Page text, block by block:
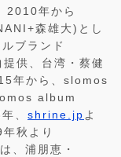
2010年から
森雄大)とし
ブランド
供、台湾・蔡健
年から、slomos
album
、 shrine.jp よ
秋より
、浦朋恵・